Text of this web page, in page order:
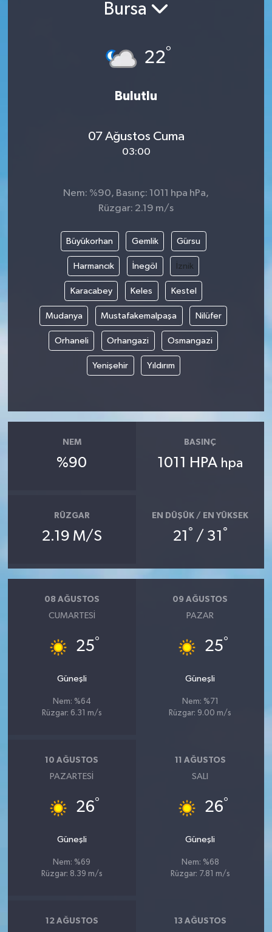
Bursa
22°
Bulutlu
07 Ağustos Cuma
03:00
Nem: %90, Basınç: 1011 hpa hPa,
Rüzgar: 2.19 m/s
Büyükorhan Gemlik Gürsu
Harmancık İnegöl İznik
Karacabey Keles Kestel
Mudanya Mustafakemalpaşa Nilüfer
Orhaneli Orhangazi Osmangazi
Yenişehir Yıldırım
NEM
%90
BASINÇ
1011 HPA hpa
RÜZGAR
2.19 M/S
EN DÜŞÜK / EN YÜKSEK
21 ° / 31 °
08 AĞUSTOS
CUMARTESI
25°
Güneşli
Nem: %64
Rüzgar: 6.31 m/s
09 AĞUSTOS
PAZAR
25°
Güneşli
Nem: %71
Rüzgar: 9.00 m/s
10 AĞUSTOS
PAZARTESI
26°
Güneşli
Nem: %69
Rüzgar: 8.39 m/s
11 AĞUSTOS
SALI
26°
Güneşli
Nem: %68
Rüzgar: 7.81 m/s
12 AĞUSTOS 13 AĞUSTOS